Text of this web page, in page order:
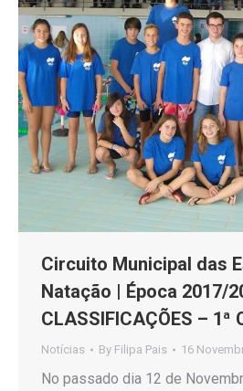
Circuito Municipal das
Natação | Época 2017/
CLASSIFICAÇÕES –
Notícias By Filipa Pais 16
No passado dia 12 de